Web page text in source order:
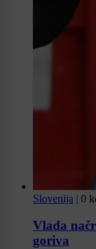
Slovenija | 0
Vlada
goriva